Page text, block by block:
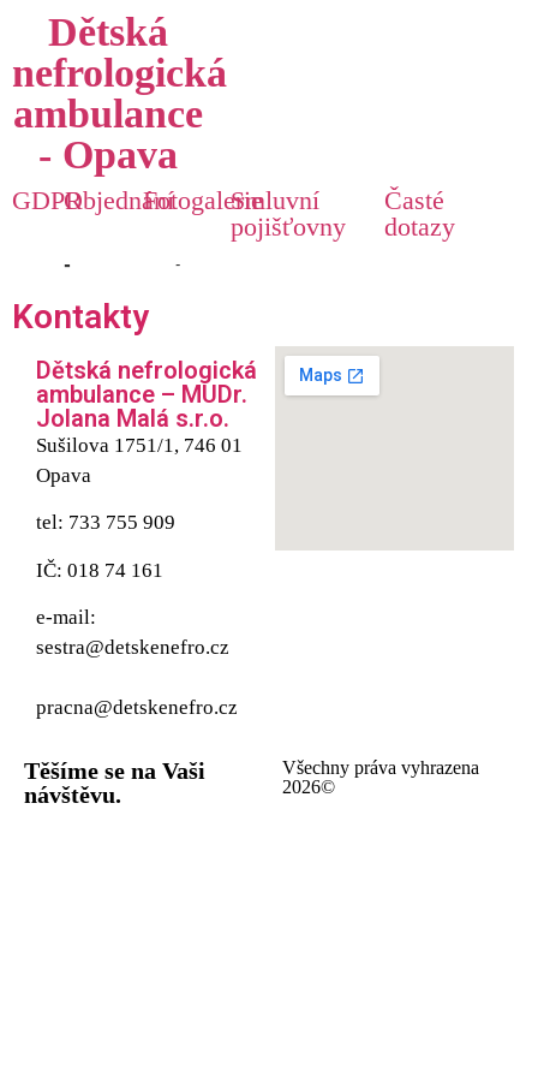
Dětská
nefrologická
ambulance
- Opava
GDPRObjednáníFotogalerieSmluvní
pojišťovny
Časté
dotazy
Dětská nefrologie v
Opavě, čekárna
Kontakty
Dětská nefrologická
ambulance – MUDr.
Jolana Malá s.r.o.
Sušilova 1751/1, 746 01
Opava
tel: 733 755 909
IČ: 018 74 161
e-mail:
sestra@detskenefro.cz
pracna@detskenefro.cz
Těšíme se na Vaši
návštěvu.
Všechny práva vyhrazena
2026©